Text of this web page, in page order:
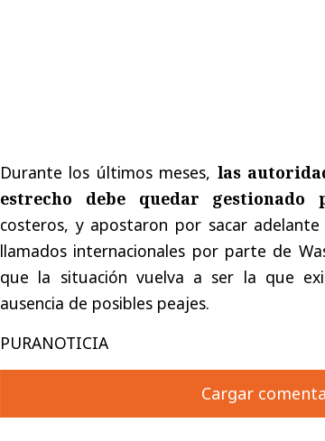
Durante los últimos meses, las
estrecho debe quedar gestionado
costeros, y apostaron por sacar
llamados internacionales por parte de
que la situación vuelva a ser la que
ausencia de posibles peajes.
PURANOTICIA
Cargar